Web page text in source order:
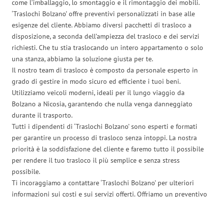
come l’imballaggio, lo smontaggio e il rimontaggio dei mobili.
‘Traslochi Bolzano’ offre preventivi personalizzati in base alle
esigenze del cliente. Abbiamo diversi pacchetti di trasloco a
disposizione, a seconda dell’ampiezza del trasloco e dei servizi
richiesti. Che tu stia traslocando un intero appartamento o solo
una stanza, abbiamo la soluzione giusta per te.
Il nostro team di trasloco è composto da personale esperto in
grado di gestire in modo sicuro ed efficiente i tuoi beni.
Utilizziamo veicoli moderni, ideali per il lungo viaggio da
Bolzano a Nicosia, garantendo che nulla venga danneggiato
durante il trasporto.
Tutti i dipendenti di ‘Traslochi Bolzano’ sono esperti e formati
per garantire un processo di trasloco senza intoppi. La nostra
priorità è la soddisfazione del cliente e faremo tutto il possibile
per rendere il tuo trasloco il più semplice e senza stress
possibile.
Ti incoraggiamo a contattare ‘Traslochi Bolzano’ per ulteriori
informazioni sui costi e sui servizi offerti. Offriamo un preventivo